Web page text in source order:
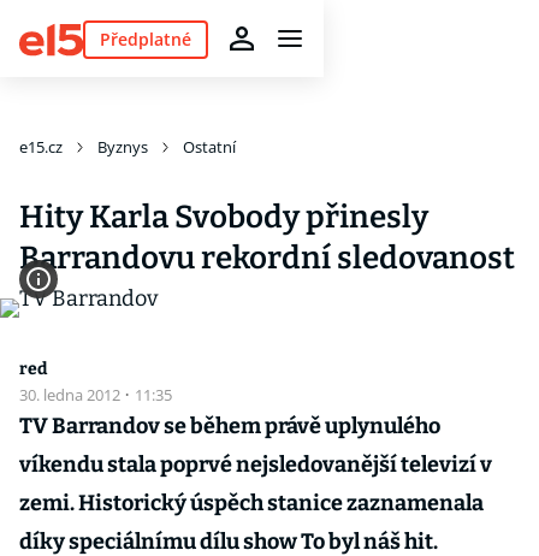
Předplatné
e15.cz Byznys Ostatní
Hity Karla Svobody přinesly
Barrandovu rekordní sledovanost
red
30. ledna 2012 · 11:35
TV Barrandov se během právě uplynulého
víkendu stala poprvé nejsledovanější televizí v
zemi. Historický úspěch stanice zaznamenala
díky speciálnímu dílu show To byl náš hit.